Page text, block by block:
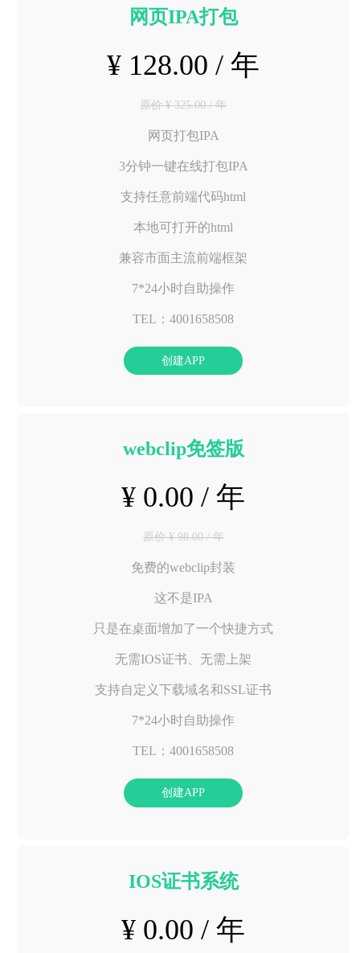
网页IPA打包
¥ 128.00 / 年
原价 ¥ 325.00 / 年
网页打包IPA
3分钟一键在线打包IPA
支持任意前端代码html
本地可打开的html
兼容市面主流前端框架
7*24小时自助操作
TEL：4001658508
创建APP
webclip免签版
¥ 0.00 / 年
原价 ¥ 98.00 / 年
免费的webclip封装
这不是IPA
只是在桌面增加了一个快捷方式
无需IOS证书、无需上架
支持自定义下载域名和SSL证书
7*24小时自助操作
TEL：4001658508
创建APP
IOS证书系统
¥ 0.00 / 年